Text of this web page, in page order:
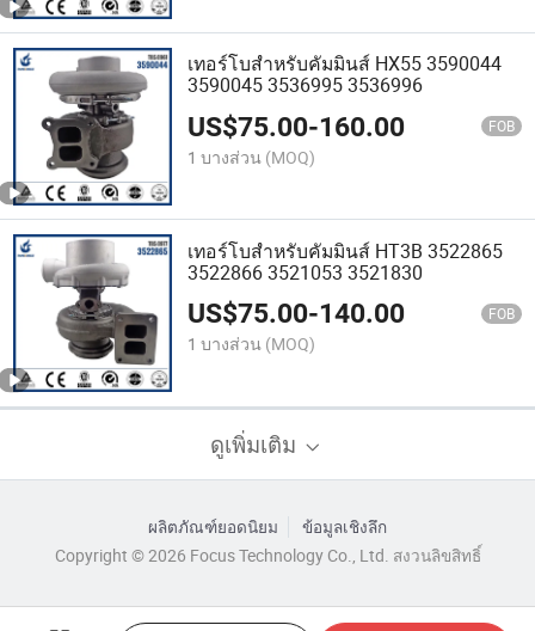
เทอร์โบสำหรับคัมมินส์ HX55 3590044
3590045 3536995 3536996
US$75.00-160.00 FOB
1 บางส่วน (MOQ)
เทอร์โบสำหรับคัมมินส์ HT3B 3522865
3522866 3521053 3521830
US$75.00-140.00 FOB
1 บางส่วน (MOQ)
ดูเพิ่มเติม
ผลิตภัณฑ์ยอดนิยม
ข้อมูลเชิงลึก
Copyright © 2026 Focus Technology Co., Ltd. สงวนลิขสิทธิ์